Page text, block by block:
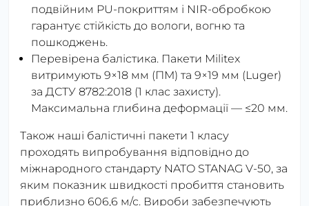
подвійним PU-покриттям і NIR-обробкою
гарантує стійкість до вологи, вогню та
пошкоджень.
Перевірена балістика. Пакети Militex
витримують 9×18 мм (ПМ) та 9×19 мм (Luger)
за ДСТУ 8782:2018 (1 клас захисту).
Максимальна глибина деформації — ≤20 мм.
Також наші балістичні пакети 1 класу
проходять випробування відповідно до
міжнародного стандарту NATO STANAG V-50, за
яким показник швидкості пробиття становить
приблизно 606,6 м/с. Вироби забезпечують